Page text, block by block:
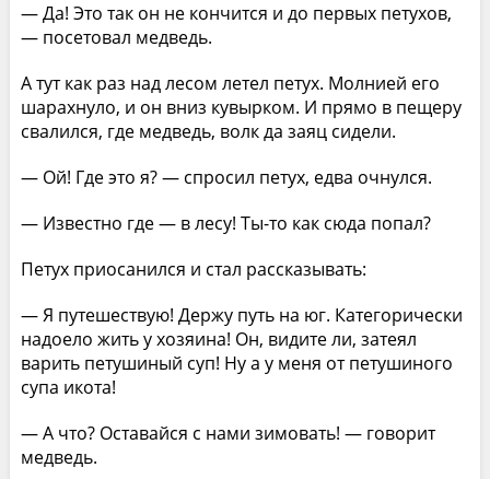
— Да! Это так он не кончится и до первых петухов,
— посетовал медведь.
А тут как раз над лесом летел петух. Молнией его
шарахнуло, и он вниз кувырком. И прямо в пещеру
свалился, где медведь, волк да заяц сидели.
— Ой! Где это я? — спросил петух, едва очнулся.
— Известно где — в лесу! Ты-то как сюда попал?
Петух приосанился и стал рассказывать:
— Я путешествую! Держу путь на юг. Категорически
надоело жить у хозяина! Он, видите ли, затеял
варить петушиный суп! Ну а у меня от петушиного
супа икота!
— А что? Оставайся с нами зимовать! — говорит
медведь.